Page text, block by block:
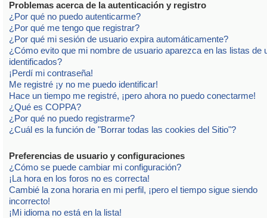
Problemas acerca de la autenticación y registro
¿Por qué no puedo autenticarme?
¿Por qué me tengo que registrar?
¿Por qué mi sesión de usuario expira automáticamente?
¿Cómo evito que mi nombre de usuario aparezca en las listas de
identificados?
¡Perdí mi contraseña!
Me registré ¡y no me puedo identificar!
Hace un tiempo me registré, ¡pero ahora no puedo conectarme!
¿Qué es COPPA?
¿Por qué no puedo registrarme?
¿Cuál es la función de "Borrar todas las cookies del Sitio"?
Preferencias de usuario y configuraciones
¿Cómo se puede cambiar mi configuración?
¡La hora en los foros no es correcta!
Cambié la zona horaria en mi perfil, ¡pero el tiempo sigue siendo
incorrecto!
¡Mi idioma no está en la lista!